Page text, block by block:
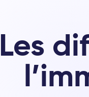
Les